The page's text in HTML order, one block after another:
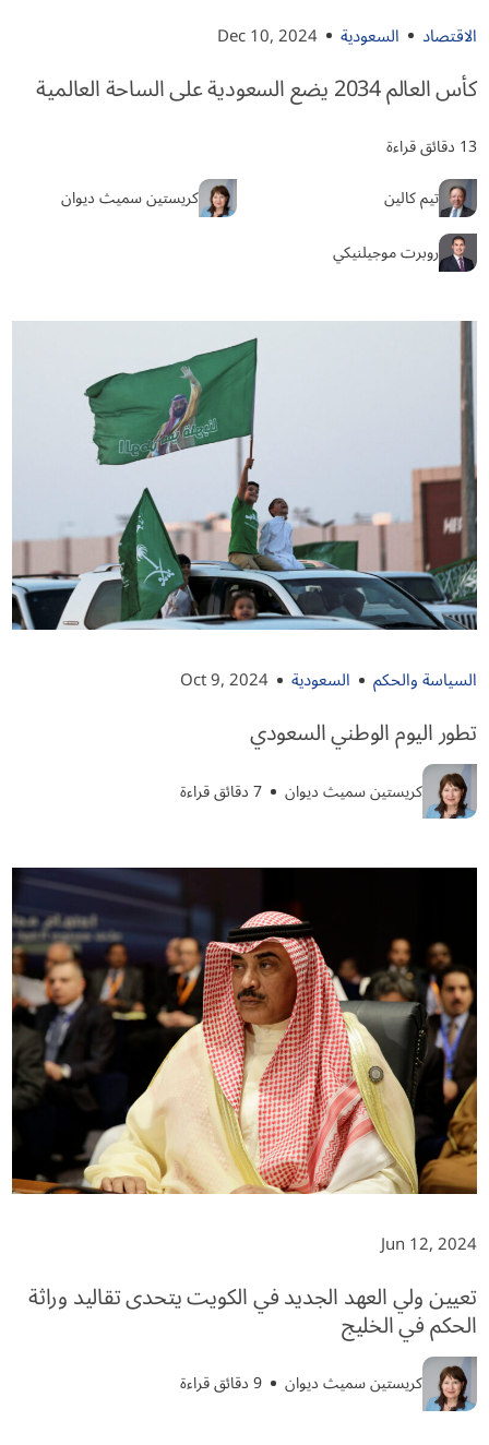
الاقتصاد السعودية Dec 10, 2024
كأس العالم 2034 يضع السعودية على الساحة العالمية
13 دقائق قراءة
تيم كالين
كريستين سميث ديوان
روبرت موجيلنيكي
السياسة والحكم السعودية Oct 9, 2024
تطور اليوم الوطني السعودي
كريستين سميث ديوان 7 دقائق قراءة
Jun 12, 2024
تعيين ولي العهد الجديد في الكويت يتحدى تقاليد وراثة
الحكم في الخليج
كريستين سميث ديوان 9 دقائق قراءة